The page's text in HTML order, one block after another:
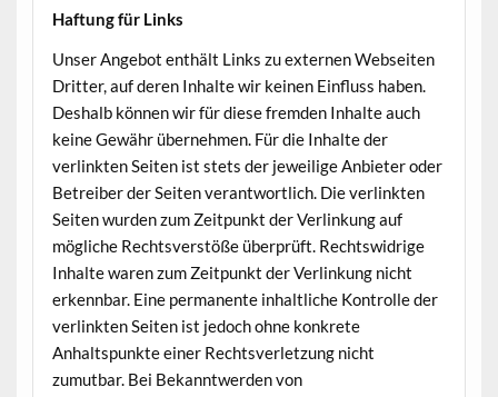
Haftung für Links
Unser Angebot enthält Links zu externen Webseiten
Dritter, auf deren Inhalte wir keinen Einfluss haben.
Deshalb können wir für diese fremden Inhalte auch
keine Gewähr übernehmen. Für die Inhalte der
verlinkten Seiten ist stets der jeweilige Anbieter oder
Betreiber der Seiten verantwortlich. Die verlinkten
Seiten wurden zum Zeitpunkt der Verlinkung auf
mögliche Rechtsverstöße überprüft. Rechtswidrige
Inhalte waren zum Zeitpunkt der Verlinkung nicht
erkennbar. Eine permanente inhaltliche Kontrolle der
verlinkten Seiten ist jedoch ohne konkrete
Anhaltspunkte einer Rechtsverletzung nicht
zumutbar. Bei Bekanntwerden von